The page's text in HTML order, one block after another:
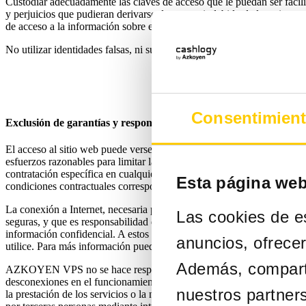
Esta página
Las cookies de
anuncios,
Además,
nuestros
y perjuicios que pudieran derivarse de un uso indebido de las
de acceso a la información sobre el sistema de acceso por parte de un
No utilizar identidades falsas, ni suplantar la identidad de otros en la
Exclusión de garantías y responsabilidad
El acceso al sitio web puede verse ocasionalmente suspendido o
esfuerzos razonables para limitar la frecuencia y la duración de
contratación específica en cualquier momento y sin necesidad de
condiciones contractuales correspondientes.
La conexión a Internet, necesaria para acceder al servicio, no es en
seguras, y que es responsabilidad del usuario adoptar todas las
información confidencial. A estos efectos, debe tener sistemas
utilice. Para más información puede acudir a su Proveedor de
AZKOYEN VPS no se hace responsable de los perjuicios que se
desconexiones en el funcionamiento operativo de este sistema
la prestación de los servicios o la navegación por el sistema; (ii)